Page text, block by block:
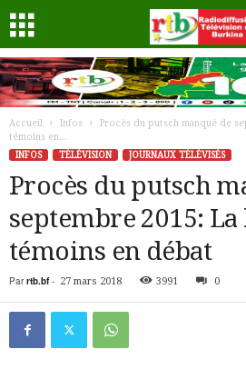
Accueil Infos
Procès du putsch manqué de
témoins en...
INFOS
TÉLÉVISION JOURNAUX TÉLÉVISÉS
Procès du putsch
septembre 2015: La
témoins en débat
Par rtb.bf- 27 mars 2018 3991 0